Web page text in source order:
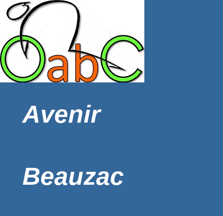
Avenir
Beauzac